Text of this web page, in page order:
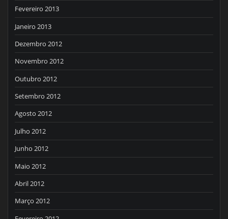
Fevereiro 2013
Janeiro 2013
Dezembro 2012
Novembro 2012
Outubro 2012
Setembro 2012
Agosto 2012
Julho 2012
Junho 2012
Maio 2012
Abril 2012
Março 2012